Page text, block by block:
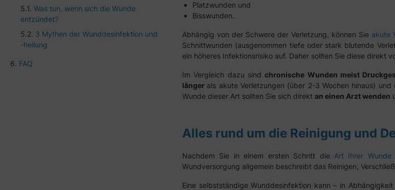
Was tun, wenn sich die Wunde
entzündet?
3 Mythen der Wunddesinfektion und
-heilung
FAQ
Platzwunden und
Bisswunden.
Abhängig von der Schwere der Verletzung, können Sie akute
Schnittwunden (ausgenommen tiefe oder stark blutende
ein höheres Infektionsrisiko auf. Daher sollten Sie diese direkt
Im Vergleich dazu sindchronische Wunden meist
länger als akute Verletzungen (über 2-3 Wochen hinaus)
Wunde dieser Art sollten Sie sich direkt an einen Arzt wenden
Alles rund um die Reinigung und
Nachdem Sie in einem ersten Schritt die Art Ihrer Wunde
Wundversorgung allgemein beschreibt das Reinigen,
Eine selbstständige Wunddesinfektion kann – in